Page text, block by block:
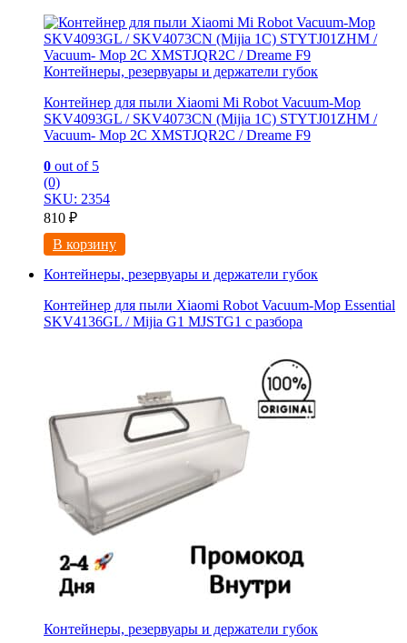
Контейнеры, резервуары и держатели губок
Контейнер для пыли Xiaomi Mi Robot Vacuum-Mop
SKV4093GL / SKV4073CN (Mijia 1C) STYTJ01ZHM /
Vacuum- Mop 2C XMSTJQR2C / Dreame F9
0 out of 5
(0)
SKU: 2354
810 ₽
В корзину
Контейнеры, резервуары и держатели губок
Контейнер для пыли Xiaomi Robot Vacuum-Mop Essential
SKV4136GL / Mijia G1 MJSTG1 с разбора
Контейнеры, резервуары и держатели губок